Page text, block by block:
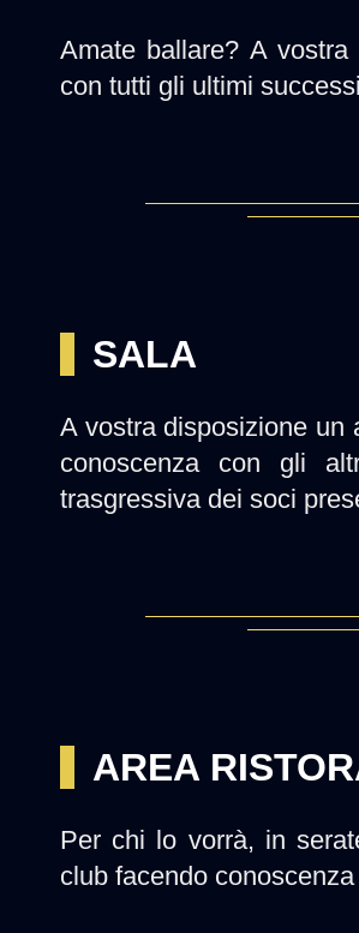
Amate ballare? A
con tutti gli ultimi
SALA
A vostra disposizione un
conoscenza con gli
trasgressiva dei soci
AREA
Per chi lo vorrà, in
club facendo